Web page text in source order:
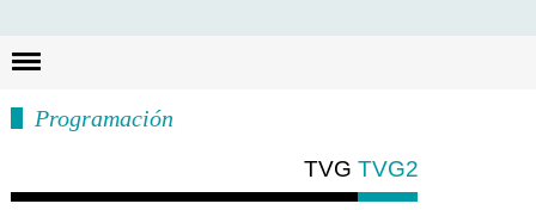
Programación
TVG TVG2